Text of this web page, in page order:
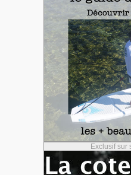
Exclusif sur